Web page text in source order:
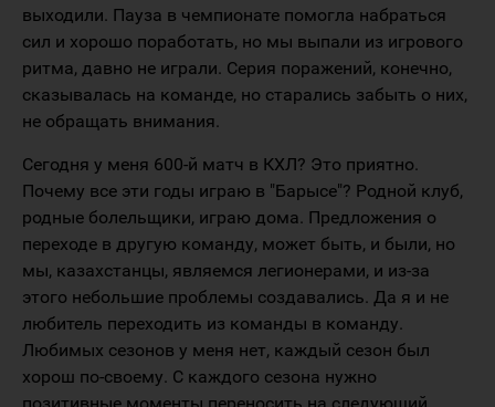
выходили. Пауза в чемпионате помогла набраться
сил и хорошо поработать, но мы выпали из игрового
ритма, давно не играли. Серия поражений, конечно,
сказывалась на команде, но старались забыть о них,
не обращать внимания.
Сегодня у меня 600-й матч в КХЛ? Это приятно.
Почему все эти годы играю в "Барысе"? Родной клуб,
родные болельщики, играю дома. Предложения о
переходе в другую команду, может быть, и были, но
мы, казахстанцы, являемся легионерами, и из-за
этого небольшие проблемы создавались. Да я и не
любитель переходить из команды в команду.
Любимых сезонов у меня нет, каждый сезон был
хорош по-своему. С каждого сезона нужно
позитивные моменты переносить на следующий.